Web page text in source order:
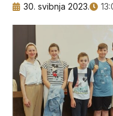
30. svibnja 2023.